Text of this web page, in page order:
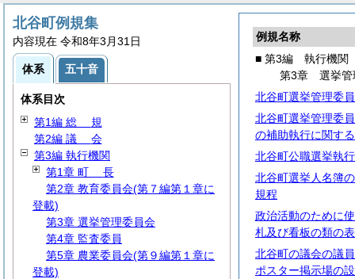
例規名称
■ 第3編 執行機関
第3章 選挙管
北谷町選挙管理委
北谷町選挙管理委
の補助執行に関す
北谷町公職選挙執
北谷町選挙人名簿
規程
政治活動のために
札及び看板の類の
北谷町の議会の議
ポスター掲示場の
北谷町例規集
内容現在 令和8年3月31日
体系 五十音
体系目次
第1編 総 規
第2編 議 会
第3編 執行機関
第1章 町 長
第2章 教育委員会(第７編第１章に
登載)
第3章 選挙管理委員会
第4章 監査委員
第5章 農業委員会(第９編第１章に
登載)